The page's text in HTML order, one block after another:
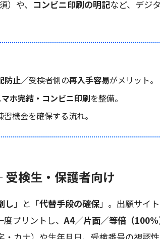
や、 コンビニ印刷の明記など、デジ
防止／受検者側の再入手容易がメリット。
ホ完結・コンビニ印刷を整備。
習機会を確保する流れ。
検生・保護者向け
し」と「代替手段の確保」。出願サイ
度プリントし、A4／片面／等倍（